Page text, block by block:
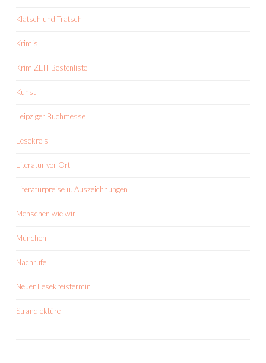
Klatsch und Tratsch
Krimis
KrimiZEIT-Bestenliste
Kunst
Leipziger Buchmesse
Lesekreis
Literatur vor Ort
Literaturpreise u. Auszeichnungen
Menschen wie wir
München
Nachrufe
Neuer Lesekreistermin
Strandlektüre